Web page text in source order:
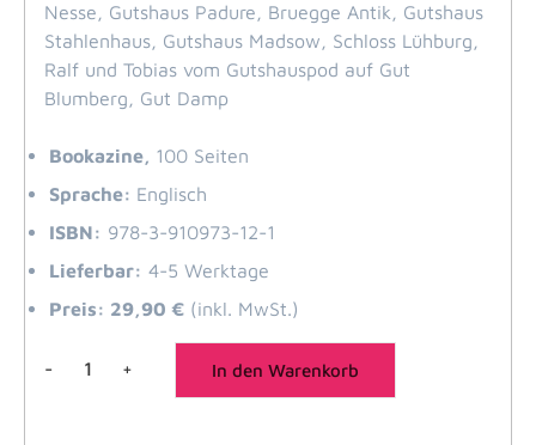
Nesse, Gutshaus Padure, Bruegge Antik, Gutshaus
Stahlenhaus, Gutshaus Madsow, Schloss Lühburg,
Ralf und Tobias vom Gutshauspod auf Gut
Blumberg, Gut Damp
Bookazine, 100 Seiten
Sprache: Englisch
ISBN: 978-3-910973-12-1
Lieferbar: 4-5 Werktage
Preis: 29,90 € (inkl. MwSt.)
-
People,
+ In den Warenkorb